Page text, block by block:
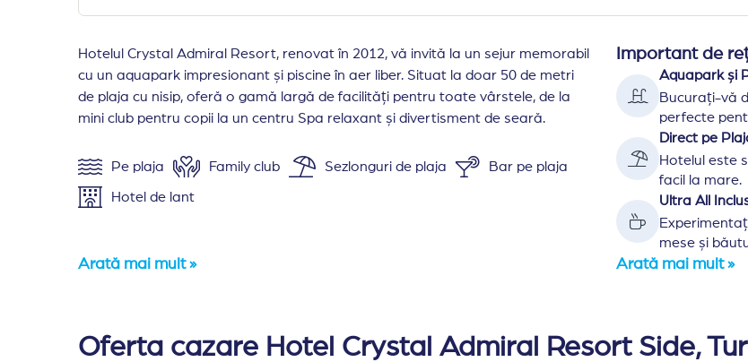
Hotelul Crystal Admiral Resort, renovat în 2012, vă invită la un sejur memorabil
cu un aquapark impresionant și piscine în aer liber. Situat la doar 50 de metri
de plaja cu nisip, oferă o gamă largă de facilități pentru toate vârstele, de la
mini club pentru copii la un centru Spa relaxant și divertisment de seară.
Pe plaja Family club Sezlonguri de plaja Bar pe plaja
Hotel de lant
Arată mai mult »
Important de
Aquapark și
Bucurați-vă
perfecte
Direct pe
Hotelul este
facil la mare.
Ultra All
mese și
Arată mai mult »
Camerele standard au o suprafata de 35 mp, iar cele economice doar 22 mp.
Oferta cazare Hotel Crystal Admiral Resort Side,